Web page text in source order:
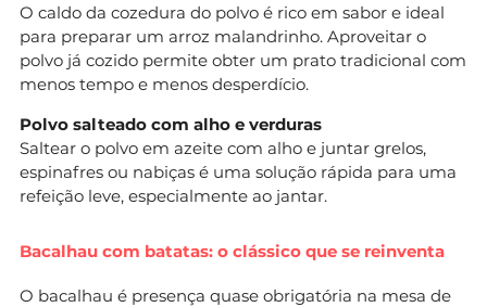
O caldo da cozedura do polvo é rico em sabor e ideal
para preparar um arroz malandrinho. Aproveitar o
polvo já cozido permite obter um prato tradicional com
menos tempo e menos desperdício.
Polvo salteado com alho e verduras
Saltear o polvo em azeite com alho e juntar grelos,
espinafres ou nabiças é uma solução rápida para uma
refeição leve, especialmente ao jantar.
Bacalhau com batatas: o clássico que se reinventa
O bacalhau é presença quase obrigatória na mesa de